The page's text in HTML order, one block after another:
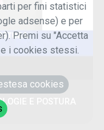
E POSTURA
per fini statistici
adsense) e per
Premi su "Accetta
i cookies stessi.
cookies